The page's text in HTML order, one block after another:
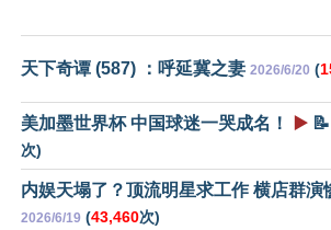
天下奇谭 (587) ：呼延冀之妻 2026/6/20 (
美加墨世界杯 中国球迷一哭成名！ ▶️ 📝
次)
内娱天塌了？顶流明星求工作 横店群演
2026/6/19 (43,460次)